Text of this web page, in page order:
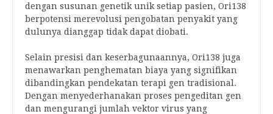
dengan susunan genetik unik setiap pasien, Ori138
berpotensi merevolusi pengobatan penyakit yang
dulunya dianggap tidak dapat diobati.
Selain presisi dan keserbagunaannya, Ori138 juga
menawarkan penghematan biaya yang signifikan
dibandingkan pendekatan terapi gen tradisional.
Dengan menyederhanakan proses pengeditan gen
dan mengurangi jumlah vektor virus yang